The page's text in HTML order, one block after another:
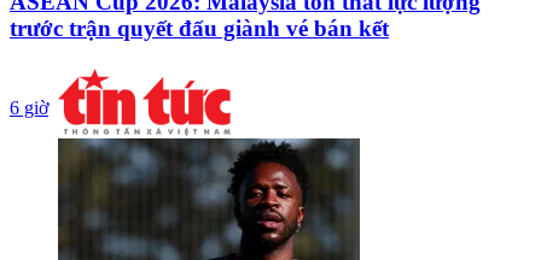
trước trận quyết đấu giành vé bán kết
6 giờ